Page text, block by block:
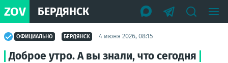
ZOV БЕРДЯНСК
ОФИЦИАЛЬНО БЕРДЯНСК 4 июня 2026, 08:15
Доброе утро. А вы знали, что сегодня